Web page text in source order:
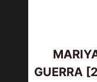
GUERRA